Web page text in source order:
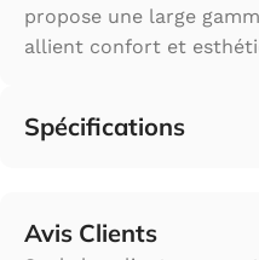
propose une large
allient confort et
Spécifications
Avis Clients